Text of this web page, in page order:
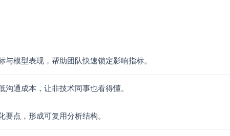
（如竞价噪声或拍卖负载作为IV，需满足相关性与外生性）、地理实
重和视野可见度（viewability）以减少测量误差。
概率与实际转化，检查是否系统性高估/低估高频段。
模型表现，帮助团队快速锁定影响指标。
通成本，让非技术同事也看得懂。
点，形成可复用分析结构。